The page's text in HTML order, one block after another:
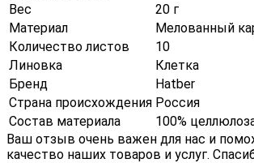
Вес
20 г
Материал
Мелованный
Количество листов
10
Линовка
Клетка
Бренд
Hatber
Страна происхождения Россия
Состав материала
100%
Ваш отзыв очень важен для нас и
качество наших товаров и услуг.